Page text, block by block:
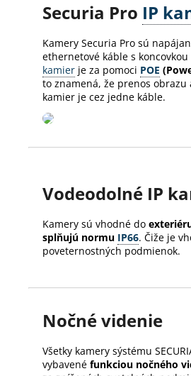
Securia Pro IP
Kamery Securia Pro sú
ethernetové káble s koncovkou
kamier je za pomoci POE
to znamená, že prenos obrazu
kamier je cez jedne káble.
Vodeodolné IP
Kamery sú vhodné do
splňujú normu IP66. Čiže je
poveternostných podmienok.
Nočné videnie
Všetky kamery sýstému
vybavené funkciou nočného